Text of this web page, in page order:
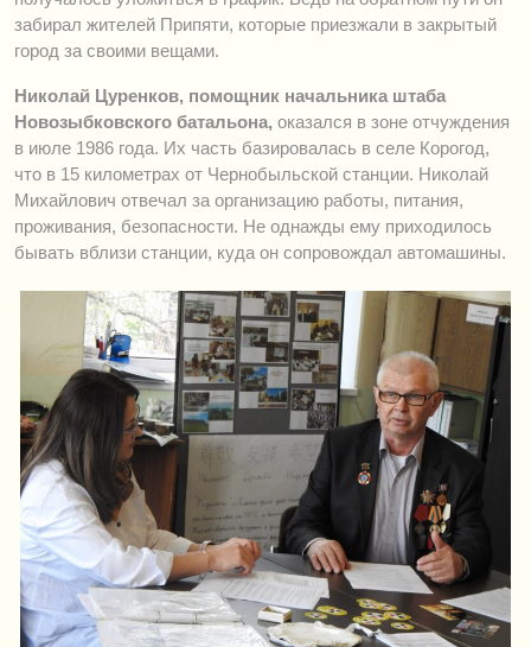
забирал жителей Припяти, которые приезжали в закрытый
город за своими вещами.
Николай Цуренков, помощник начальника штаба
Новозыбковского батальона, оказался в зоне отчуждения
в июле 1986 года. Их часть базировалась в селе Корогод,
что в 15 километрах от Чернобыльской станции. Николай
Михайлович отвечал за организацию работы, питания,
проживания, безопасности. Не однажды ему приходилось
бывать вблизи станции, куда он сопровождал автомашины.